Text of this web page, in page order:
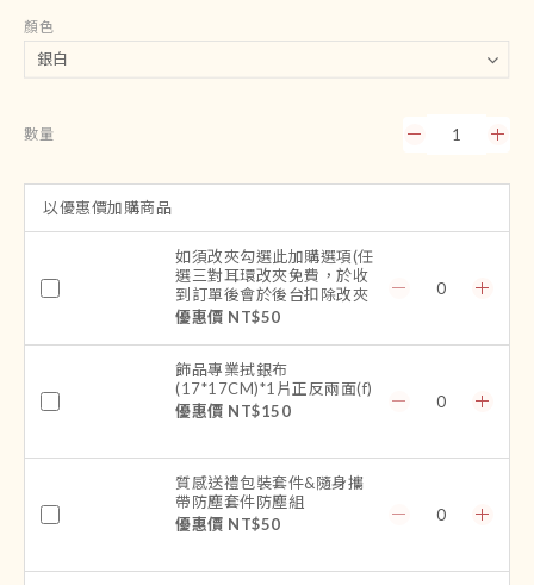
顏色
數量
以優惠價加購商品
如須改夾勾選此加購選項(任
選三對耳環改夾免費，於收
到訂單後會於後台扣除改夾
費用喔)
優惠價 NT$50
飾品專業拭銀布
(17*17CM)*1片正反兩面(f)
優惠價 NT$150
質感送禮包裝套件&隨身攜
帶防塵套件防塵組
優惠價 NT$50